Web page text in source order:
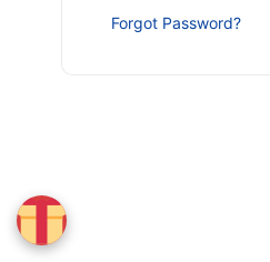
Forgot Password?